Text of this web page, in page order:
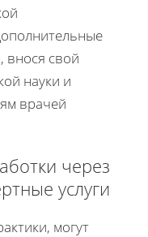
внося свой
науки и
врачей
через
услуги
могут